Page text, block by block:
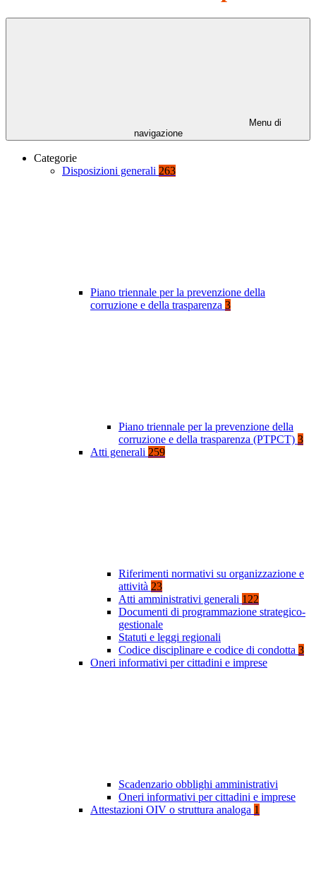
Menu di
navigazione
Categorie
Disposizioni generali 263
Piano triennale per la prevenzione della
corruzione e della trasparenza 3
Piano triennale per la prevenzione della
corruzione e della trasparenza (PTPCT) 3
Atti generali 259
Riferimenti normativi su organizzazione e
attività 23
Atti amministrativi generali 122
Documenti di programmazione strategico-
gestionale
Statuti e leggi regionali
Codice disciplinare e codice di condotta 3
Oneri informativi per cittadini e imprese
Scadenzario obblighi amministrativi
Oneri informativi per cittadini e imprese
Attestazioni OIV o struttura analoga 1